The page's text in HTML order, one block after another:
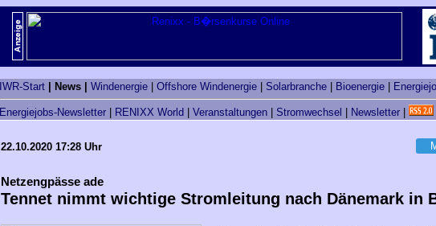
IWR-Start | News | Windenergie Offshore Windenergie Solarbranche Bioenergie
Energiejobs-Newsletter RENIXX World Veranstaltungen Stromwechsel Newsletter
22.10.2020 17:28 Uhr
Netzengpässe ade
Tennet nimmt wichtige Stromleitung nach Dänemark in